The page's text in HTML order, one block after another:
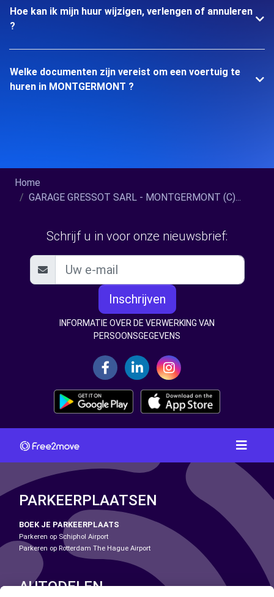
Hoe kan ik mijn huur wijzigen, verlengen of annuleren
?
Welke documenten zijn vereist om een voertuig te
huren in MONTGERMONT ?
Home
GARAGE GRESSOT SARL - MONTGERMONT (C)...
Schrijf u in voor onze nieuwsbrief:
Inschrijven
INFORMATIE OVER DE VERWERKING VAN
PERSOONSGEGEVENS
PARKEERPLAATSEN
BOEK JE PARKEERPLAATS
Parkeren op Schiphol Airport
Parkeren op Rotterdam The Hague Airport
AUTODELEN